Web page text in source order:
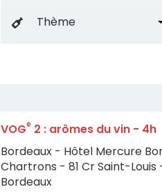
VOG® 2 : arômes du vin - 4h
Bordeaux - Hôtel Mercure
Chartrons - 81 Cr Saint-Louis
Bordeaux